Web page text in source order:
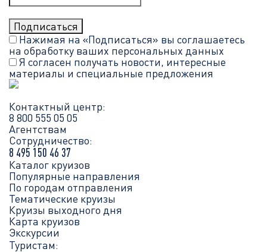
Нажимая на «Подписаться» вы соглашаетесь
на обработку ваших персональных данных
Я согласен получать новости, интересные
материалы и специальные предложения
Контактный центр:
8 800 555 05 05
Агентствам
Сотрудничество:
8 495 150 46 37
Каталог круизов
Популярные направления
По городам отправления
Тематические круизы
Круизы выходного дня
Карта круизов
Экскурсии
Туристам: